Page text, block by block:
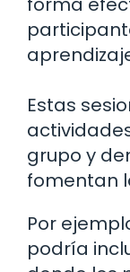
Estas
grupo y
fomentan
Por
podría